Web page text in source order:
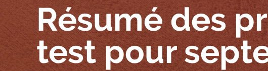
Résumé des
test pour